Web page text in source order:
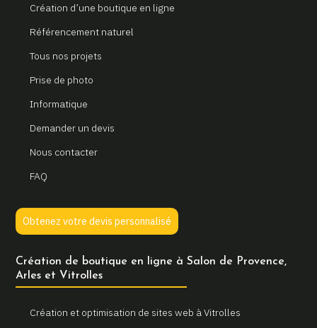
Création d’une boutique en ligne
Référencement naturel
Tous nos projets
Prise de photo
Informatique
Demander un devis
Nous contacter
FAQ
Obtenez votre devis personnalisé
Création de boutique en ligne à Salon de Provence,
Arles et Vitrolles
Création et optimisation de sites web à Vitrolles